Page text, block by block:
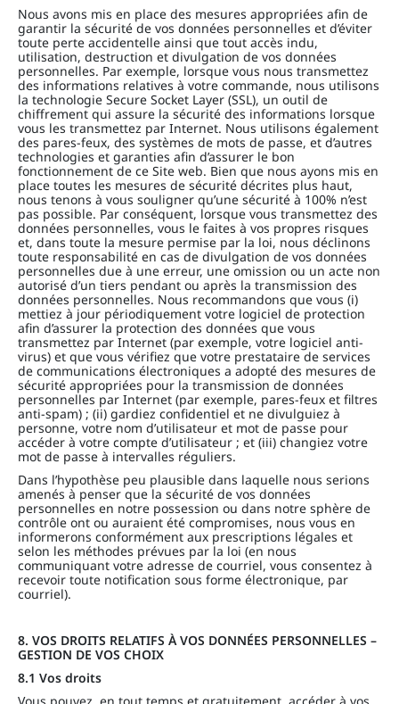
Nous avons mis en place des mesures appropriées afin de
garantir la sécurité de vos données personnelles et d’éviter
toute perte accidentelle ainsi que tout accès indu,
utilisation, destruction et divulgation de vos données
personnelles. Par exemple, lorsque vous nous transmettez
des informations relatives à votre commande, nous utilisons
la technologie Secure Socket Layer (SSL), un outil de
chiffrement qui assure la sécurité des informations lorsque
vous les transmettez par Internet. Nous utilisons également
des pares-feux, des systèmes de mots de passe, et d’autres
technologies et garanties afin d’assurer le bon
fonctionnement de ce Site web. Bien que nous ayons mis en
place toutes les mesures de sécurité décrites plus haut,
nous tenons à vous souligner qu’une sécurité à 100% n’est
pas possible. Par conséquent, lorsque vous transmettez des
données personnelles, vous le faites à vos propres risques
et, dans toute la mesure permise par la loi, nous déclinons
toute responsabilité en cas de divulgation de vos données
personnelles due à une erreur, une omission ou un acte non
autorisé d’un tiers pendant ou après la transmission des
données personnelles. Nous recommandons que vous (i)
mettiez à jour périodiquement votre logiciel de protection
afin d’assurer la protection des données que vous
transmettez par Internet (par exemple, votre logiciel anti-
virus) et que vous vérifiez que votre prestataire de services
de communications électroniques a adopté des mesures de
sécurité appropriées pour la transmission de données
personnelles par Internet (par exemple, pares-feux et filtres
anti-spam) ; (ii) gardiez confidentiel et ne divulguiez à
personne, votre nom d’utilisateur et mot de passe pour
accéder à votre compte d’utilisateur ; et (iii) changiez votre
mot de passe à intervalles réguliers.
Dans l’hypothèse peu plausible dans laquelle nous serions
amenés à penser que la sécurité de vos données
personnelles en notre possession ou dans notre sphère de
contrôle ont ou auraient été compromises, nous vous en
informerons conformément aux prescriptions légales et
selon les méthodes prévues par la loi (en nous
communiquant votre adresse de courriel, vous consentez à
recevoir toute notification sous forme électronique, par
courriel).
8. VOS DROITS RELATIFS À VOS DONNÉES PERSONNELLES –
GESTION DE VOS CHOIX
8.1 Vos droits